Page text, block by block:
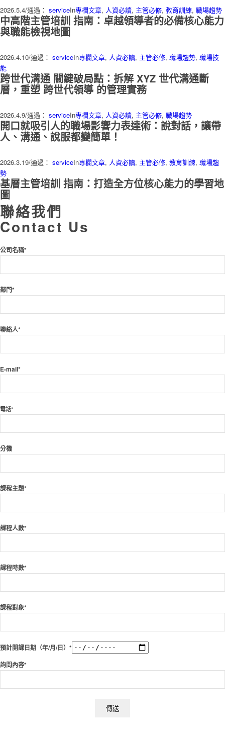
2026.5.4/通過： serviceIn專欄文章, 人資必讀, 主管必修, 教育訓練, 職場趨勢
中高階主管培訓 指南：卓越領導者的必備核心能力
與職能檢視地圖
2026.4.10/通過： serviceIn專欄文章, 人資必讀, 主管必修, 職場趨勢, 職場技
能
跨世代溝通 關鍵破局點：拆解 XYZ 世代溝通斷
層，重塑 跨世代領導 的管理實務
2026.4.9/通過： serviceIn專欄文章, 人資必讀, 主管必修, 職場趨勢
開口就吸引人的職場影響力表達術：說對話，讓帶
人、溝通、說服都變簡單！
2026.3.19/通過： serviceIn專欄文章, 人資必讀, 主管必修, 教育訓練, 職場趨
勢
基層主管培訓 指南：打造全方位核心能力的學習地
圖
聯絡我們
Contact Us
公司名稱*
部門*
聯絡人*
E-mail*
電話*
分機
課程主題*
課程人數*
課程時數*
課程對象*
預計開課日期（年/月/日）*
詢問內容*